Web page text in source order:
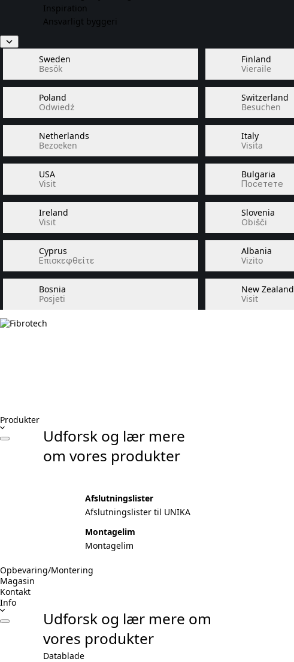
Inspiration
Ansvarligt byggeri
Sweden
Besök
Finland
Vieraile
Poland
Odwiedź
Switzerland
Besuchen
Netherlands
Bezoeken
Italy
Visita
USA
Visit
Bulgaria
Посетете
Ireland
Visit
Slovenia
Obišči
Cyprus
Επισκεφθείτε
Albania
Vizito
Bosnia
Posjeti
New Zealand
Visit
Produkter
Udforsk og lær mere
om vores produkter
Afslutningslister
Afslutningslister til UNIKA
Montagelim
Montagelim
Opbevaring/Montering
Magasin
Kontakt
Info
Udforsk og lær mere om
vores produkter
Datablade